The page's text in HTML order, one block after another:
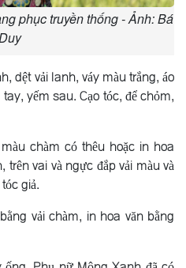
phục truyền thống - Ảnh: Bá
dệt vải lanh, váy màu trắng, áo
yếm sau. Cạo tóc, để chỏm,
chàm có thêu hoặc in hoa
trên vai và ngực đắp vải màu và
giả.
vải chàm, in hoa văn bằng